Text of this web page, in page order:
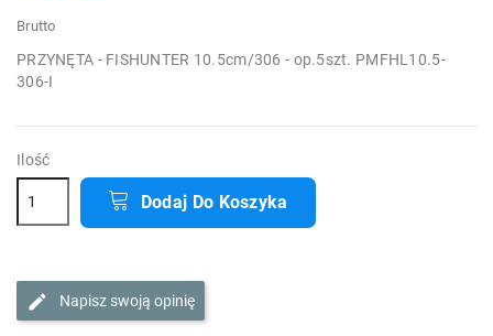
Brutto
PRZYNĘTA - FISHUNTER 10.5cm/306 - op.5szt. PMFHL10.5-
306-I
Ilość
Dodaj Do Koszyka
Napisz swoją opinię